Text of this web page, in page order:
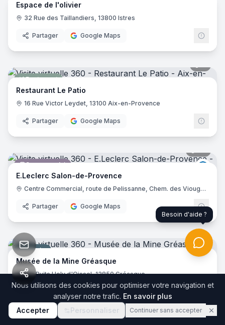
Salle de réception
Espace de l'olivier
32 Rue des Taillandiers, 13800 Istres
Partager Google Maps
Restaurant
Restaurant Le Patio
16 Rue Victor Leydet, 13100 Aix-en-Provence
Partager Google Maps
Supermarché
E.Leclerc Salon-de-Provence
Centre Commercial, route de Pelissanne, Chem. des Viougues, 13300 Salon-de-Provence
Partager Google Maps
Musée
39
Musée de la Mine Gréasque
Rte Puits Hely d'Oissel, 13850 Gréasque
Google Maps
Nous utilisons des cookies pour optimiser votre navigation et
analyser notre trafic. En savoir plus
Accepter
Personnaliser Continuer sans accepter
Besoin d'aide ?